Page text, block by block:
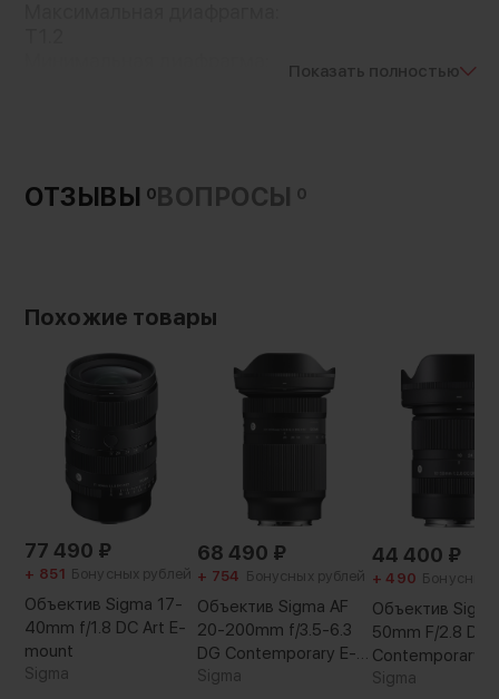
700 мм
Диаметр резьбы на объективе:
Вес без упаковки:
587 г
Особенности конструкции:
зубчатое кольцо
Артикул производителя:
MS75M-G
Вес с упаковкой:
1030 г
Показать полностью
ОТЗЫВЫ 0ВОПРОСЫ 0
Похожие товары
77 490 ₽
+ 851 Бонусных рублей
Объектив Sigma 17-
40mm f/1.8 DC Art E-
mount
Sigma
68 490 ₽
+ 754 Бонусных рублей
Объектив Sigma AF
20-200mm f/3.5-6.3
DG Contemporary E-
mount
Sigma
44 400 ₽
+ 490 Бонусных
Объектив
50mm F/2.8 DC
Contemporary
Sigma